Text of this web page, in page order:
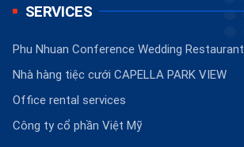
SERVICES
Phu Nhuan Conference Wedding Restaurant
Nhà hàng tiệc cưới CAPELLA PARK VIEW
Office rental services
Công ty cổ phần Việt Mỹ